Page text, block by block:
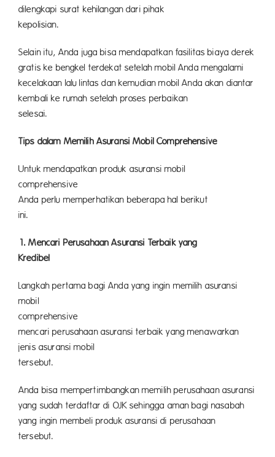
dilengkapi surat kehilangan dari pihak
kepolisian.
Selain itu, Anda juga bisa mendapatkan fasilitas biaya derek
gratis ke bengkel terdekat setelah mobil Anda mengalami
kecelakaan lalu lintas dan kemudian mobil Anda akan diantar
kembali ke rumah setelah proses perbaikan
selesai.
Tips dalam Memilih Asuransi Mobil Comprehensive
Untuk mendapatkan produk asuransi mobil
comprehensive
Anda perlu memperhatikan beberapa hal berikut
ini.
1. Mencari Perusahaan Asuransi Terbaik yang
Kredibel
Langkah pertama bagi Anda yang ingin memilih asuransi
mobil
comprehensive
mencari perusahaan asuransi terbaik yang menawarkan
jenis asuransi mobil
tersebut.
Anda bisa mempertimbangkan memilih perusahaan asuransi
yang sudah terdaftar di OJK sehingga aman bagi nasabah
yang ingin membeli produk asuransi di perusahaan
tersebut.